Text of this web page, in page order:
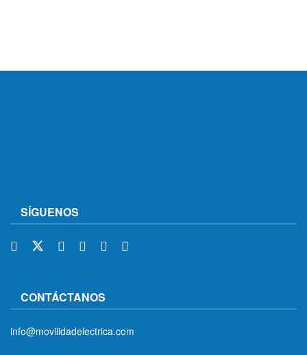
SÍGUENOS
CONTÁCTANOS
info@movilidadelectrica.com